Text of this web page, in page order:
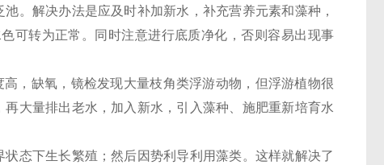
。解决办法是应及时补加新水，补充营养元素和藻种，
可转为正常。同时注意进行底质净化，否则容易出现事
，缺氧，镜检发现大量枝角类浮游动物，但浮游植物很
大量排出老水，加入新水，引入藻种、施肥重新培育水
态下生长繁殖；然后因势利导利用藻类。这样就解决了